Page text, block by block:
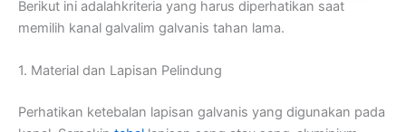
Berikut ini adalahkriteria yang harus diperhatikan saat
memilih kanal galvalim galvanis tahan lama.
1. Material dan Lapisan Pelindung
Perhatikan ketebalan lapisan galvanis yang digunakan pada